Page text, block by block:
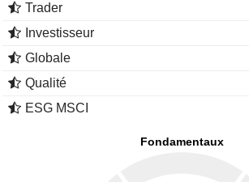
Trader
Investisseur
Globale
Qualité
ESG MSCI